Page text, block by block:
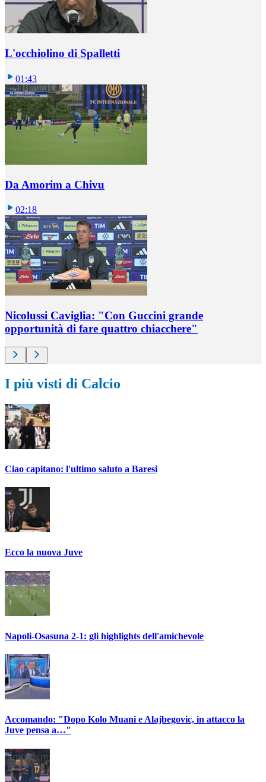
L'occhiolino di Spalletti
01:43
Da Amorim a Chivu
02:18
Nicolussi Caviglia: "Con Guccini grande
opportunità di fare quattro chiacchere"
I più visti di Calcio
Ciao capitano: l'ultimo saluto a Baresi
Ecco la nuova Juve
Napoli-Osasuna 2-1: gli highlights dell'amichevole
Accomando: "Dopo Kolo Muani e Alajbegovic, in attacco la
Juve pensa a…"